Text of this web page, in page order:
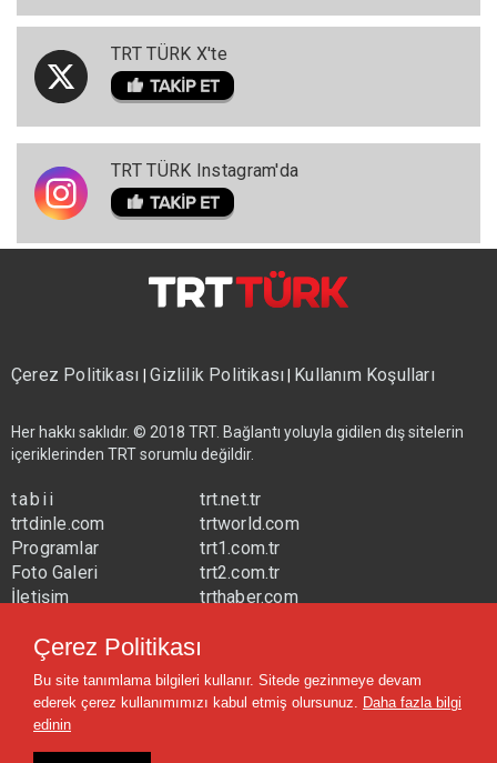
TRT TÜRK X'te
TRT TÜRK Instagram'da
Çerez Politikası|Gizlilik Politikası| Kullanım Koşulları
Her hakkı saklıdır. © 2018 TRT. Bağlantı yoluyla gidilen dış sitelerin
içeriklerinden TRT sorumlu değildir.
tabii
trtdinle.com
Programlar
Foto Galeri
İletişim
trt.net.tr
trtworld.com
trt1.com.tr
trt2.com.tr
trthaber.com
trtavaz.com.tr
trtmuzik.net.tr
trtcocuk.net.tr
Çerez Politikası
Bu site tanımlama bilgileri kullanır. Sitede gezinmeye devam
ederek çerez kullanımımızı kabul etmiş olursunuz. Daha fazla bilgi
edinin